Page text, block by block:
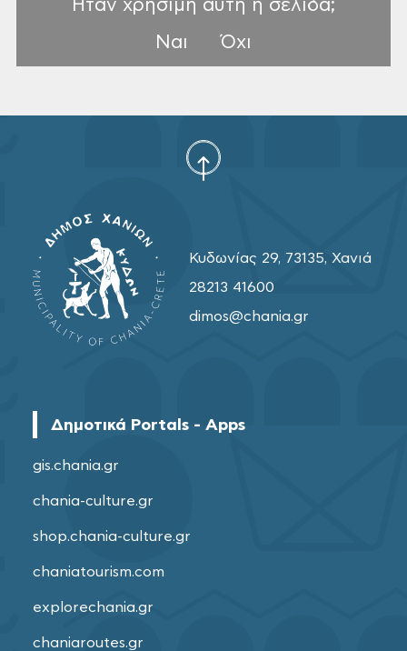
Ηταν χρήσιμη αυτή η σελίδα;
Ναι
Όχι
Κυδωνίας 29, 73135, Χανιά
28213 41600
dimos@chania.gr
Δημοτικά Portals - Apps
gis.chania.gr
chania-culture.gr
shop.chania-culture.gr
chaniatourism.com
explorechania.gr
chaniaroutes.gr